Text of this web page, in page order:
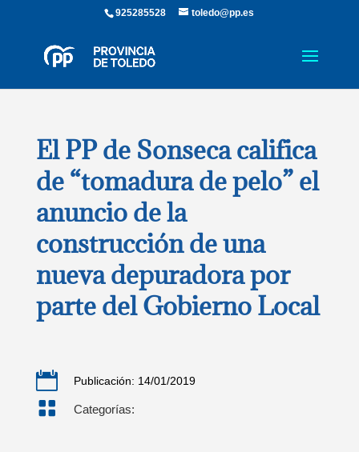
925285528 toledo@pp.es
El PP de Sonseca califica
de “tomadura de pelo” el
anuncio de la
construcción de una
nueva depuradora por
parte del Gobierno Local
 Publicación: 14/01/2019
 Categorías: